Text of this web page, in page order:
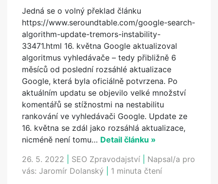
Jedná se o volný překlad článku
https://www.seroundtable.com/google-search-
algorithm-update-tremors-instability-
33471.html 16. května Google aktualizoval
algoritmus vyhledávače – tedy přibližně 6
měsíců od poslední rozsáhlé aktualizace
Google, která byla oficiálně potvrzena. Po
aktuálním updatu se objevilo velké množství
komentářů se stížnostmi na nestabilitu
rankování ve vyhledávači Google. Update ze
16. května se zdál jako rozsáhlá aktualizace,
nicméně není tomu… Detail článku »
26. 5. 2022
SEO Zpravodajství
Napsal/a pro
vás: Jaromír Dolanský 1 minuta čtení